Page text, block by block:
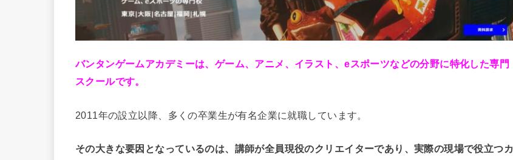
バンタンゲームアカデミーは、ゲーム、アニメ、イラスト、eスポーツなどの分野に特化した専門
スクールです。
2011年の設立以降、多くの卒業生が有名企業に就職しています。
その大きな要因となっているのは、講師が全員現役のクリエイターであり、実際の現場で役立つカ